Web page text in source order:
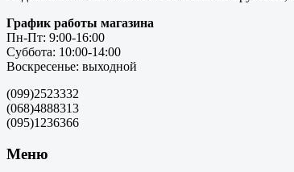
График работы магазина
Пн-Пт: 9:00-16:00
Суббота: 10:00-14:00
Воскресенье: выходной
(099)2523332
(068)4888313
(095)1236366
Меню